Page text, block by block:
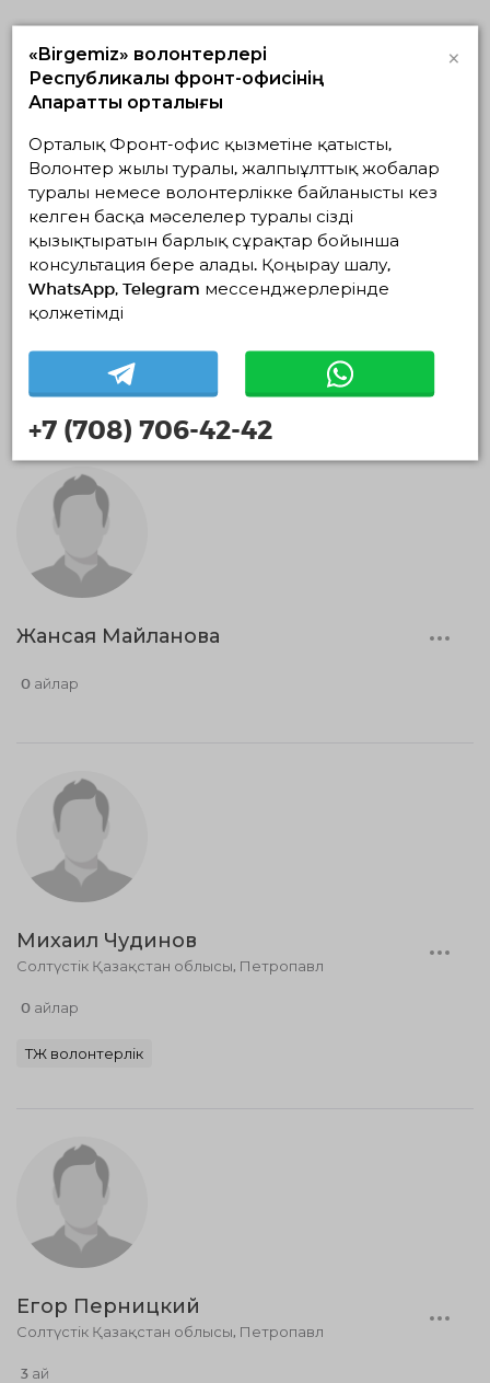
Білім берудегі волонтерлік
Жансая Майланова
0 айлар
Михаил Чудинов
Солтүстік Қазақстан облысы, Петропавл
0 айлар
ТЖ волонтерлік
Егор Перницкий
Солтүстік Қазақстан облысы, Петропавл
3 ай
«Birgemiz» волонтерлері
Республикалық фронт-офисінің
Ақпараттық орталығы
×
Орталық Фронт-офис қызметіне қатысты,
Волонтер жылы туралы, жалпыұлттық жобалар
туралы немесе волонтерлікке байланысты кез
келген басқа мәселелер туралы сізді
қызықтыратын барлық сұрақтар бойынша
консультация бере алады. Қоңырау шалу,
WhatsApp, Telegram мессенджерлерінде
қолжетімді
+7 (708) 706-42-42